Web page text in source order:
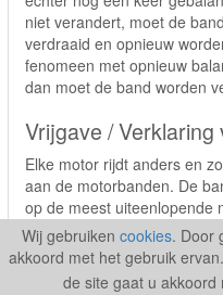
niet verandert, moet de
verdraaid en opnieuw
fenomeen met opnieuw
dan moet de band worden
Vrijgave /
Elke motor rijdt anders en
aan de motorbanden. De
op de meest uiteenlopende
vrijgave / verklaring van
volledige tevredenheid zijn
Zelfs als er bij een
Wij gebruiken cookies. Door
akkoord met het gebruik ervan.
de site gaat u